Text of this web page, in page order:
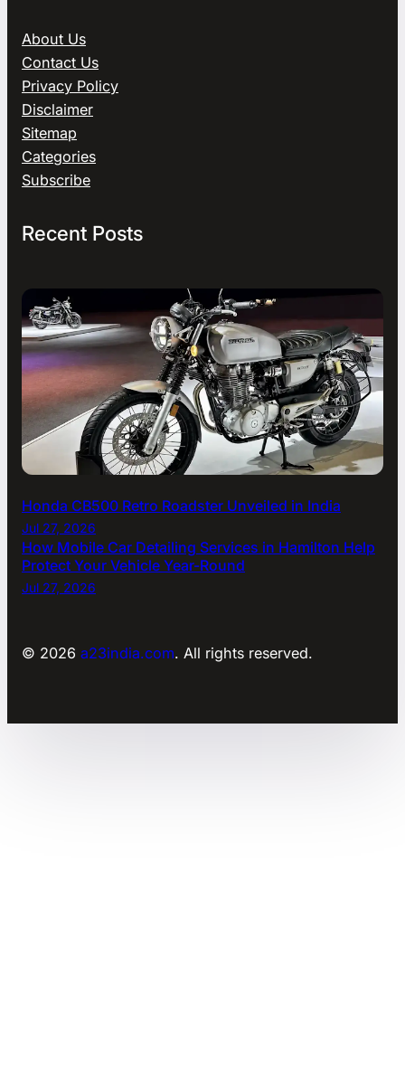
About Us
Contact Us
Privacy Policy
Disclaimer
Sitemap
Categories
Subscribe
Recent Posts
Honda CB500 Retro Roadster Unveiled in India
Jul 27, 2026
How Mobile Car Detailing Services in Hamilton Help
Protect Your Vehicle Year-Round
Jul 27, 2026
© 2026 a23india.com. All rights reserved.